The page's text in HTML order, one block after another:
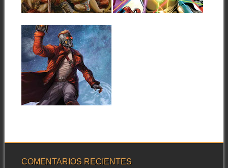
▶
EXCLUSIVOS DE
▶
01.05.14
EL LEGENDARIO
STAR-LORD
ESTRENARÁ
SERIE EN JULIO
Star-Lord, el líder de Los
Guardianes de la Galaxia,
estrenará su...
▶
COMENTARIOS RECIENTES